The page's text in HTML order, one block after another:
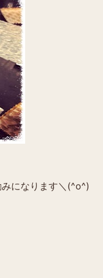
になります＼(^o^)